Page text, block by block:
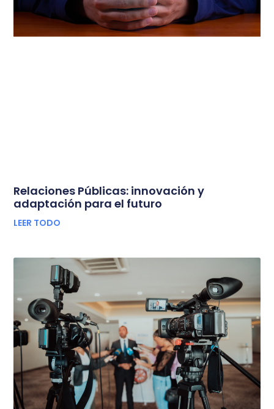
Relaciones Públicas: innovación y
adaptación para el futuro
LEER TODO